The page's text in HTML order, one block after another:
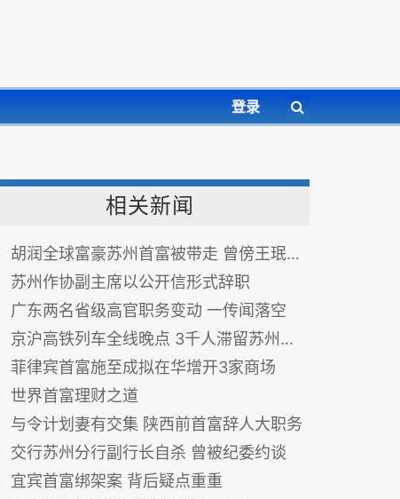
登录
相关新闻
胡润全球富豪苏州首富被带走 曾傍王珉投资东北
苏州作协副主席以公开信形式辞职
广东两名省级高官职务变动 一传闻落空
京沪高铁列车全线晚点 3千人滞留苏州北站
菲律宾首富施至成拟在华增开3家商场
世界首富理财之道
与令计划妻有交集 陕西前首富辞人大职务
交行苏州分行副行长自杀 曾被纪委约谈
宜宾首富绑架案 背后疑点重重